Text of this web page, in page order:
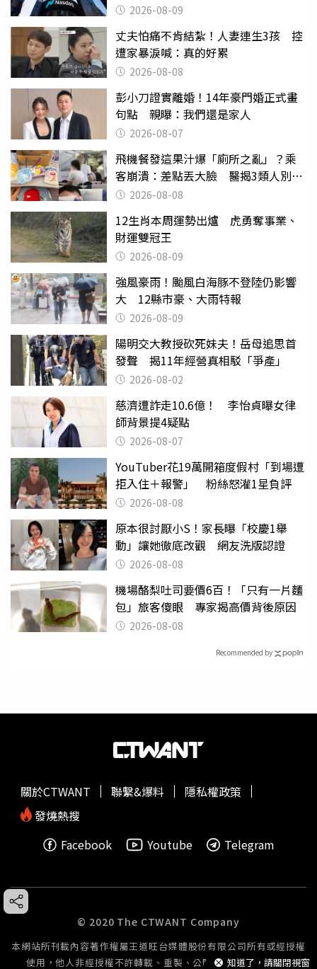
2026-08-09
丈夫怕痛不肯結紮！人妻連生3孩 控
遭家暴淚喊：真的好累
2026-08-08
彭小刀證實離婚！14年豪門婚正式畫
句點 親曝：我們還是家人
2026-08-07
飛機餐發這果汁爆「廁所之亂」？乘
客崩潰：差點丟大臉 醫揭3類人別亂
喝 2026-08-08
12生肖本周運勢出爐 虎勇奪事業、
財運雙冠王
2026-08-09
強風豪雨！颱風白海豚不登陸仍影響
大 12縣市豪、大雨特報
2026-08-09
陽明交大教授砍死妹夫！岳母追思首
發聲 揭11年經營真相駁「爭產」
2026-08-02
慈濟遭詐走10.6億！ 李怡貞曝女律
師背景提4疑點
2026-08-07
YouTuber花19萬開箱度假村「到場遭
拒入住＋報警」 粉絲怒灌1星負評
2026-08-08
原本很討厭小S！家長曝「校慶1舉
動」讓她徹底改觀 網友洗版認證
2026-08-08
機場酪梨吐司要價6百！「只有一片麵
包」旅客傻眼 專家揭高價背後原因
2026-08-08
Recommended by
知道了，請關閉視窗
關於CTWANT 聯繫&爆料
隱私權政策
發燒熱搜
Facebook
Youtube Telegram
© 2020 The CTWANT Company
本網站所刊載內容著作權屬王道旺台媒體股份有限公司所有或經授權
使用，他人非經授權不許轉載、重製、公開播送或公開傳輸。